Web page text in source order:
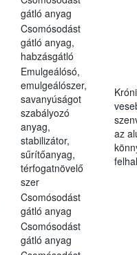
gátló anyag
Csomósodást
gátló anyag,
habzásgátló
Emulgeálósó,
emulgeálószer,
savanyúságot
szabályozó
anyag,
stabilizátor,
sűrítőanyag,
térfogatnövelő
szer
az
Csomósodást
gátló anyag
Csomósodást
gátló anyag